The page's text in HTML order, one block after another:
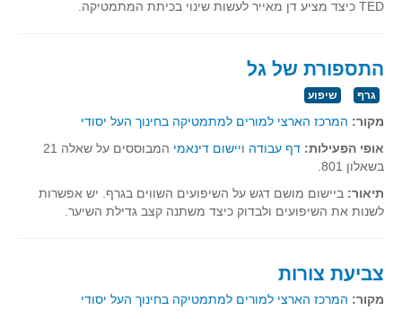
גאומטריה אנליטית
שונות
יצירה
שעשועי מתמטיקה
הסטוריה
כתב עת על"ה - עלון למורי המתמטיקה
תחרויות
בואו נשחק מתמטיקה תשע"ט
TED כיצד מציע דן מאייר לעשות שינוי בכיתת המתמטיקה.
התספורת של גל
גרף שיפוע
מקור: המרכז הארצי למורים למתמטיקה בחינוך העל יסודי
אופי הפעילות: דף עבודה ויישום דינאמי
המבוססים על שאלה 21
בשאלון 801.
תיאור: ביישום מושם דגש על השיפועים השווים בגרף. יש אפשרות
לשנות את השיפועים ולבדוק כיצד משתנה קצב גדילת השיער.
צביעת צורות
מקור: המרכז הארצי למורים למתמטיקה בחינוך העל יסודי